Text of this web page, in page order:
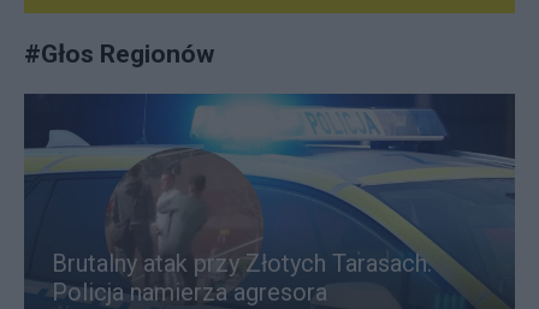
#Głos Regionów
Brutalny atak przy Złotych Tarasach.
Policja namierza agresora